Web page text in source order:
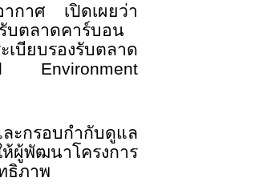
กาศ เปิดเผยว่า
บตลาดคาร์บอน
บียบรองรับตลาด
Environment
ะกรอบกำกับดูแล
ผู้พัฒนาโครงการ
ธิภาพ